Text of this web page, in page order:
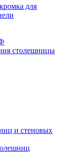
для
столешницы
и стеновых